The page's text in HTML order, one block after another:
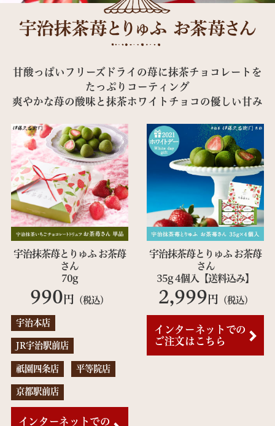
甘酸っぱいフリーズドライの苺に抹茶チョコレートを
たっぷりコーティング
爽やかな苺の酸味と抹茶ホワイトチョコの優しい甘み
宇治抹茶苺とりゅふ お茶苺
さん
70g
990 円 （税込）
宇治本店
JR宇治駅前店
祇園四条店 平等院店
京都駅前店
インターネットでの
宇治抹茶苺とりゅふ お茶苺
さん
35g 4個入【送料込み】
2,999 円 （税込）
インターネットでの
ご注文はこちら